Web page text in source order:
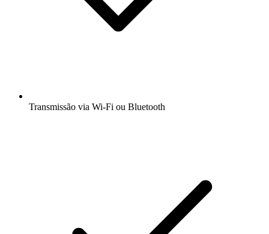
Transmissão via Wi-Fi ou Bluetooth